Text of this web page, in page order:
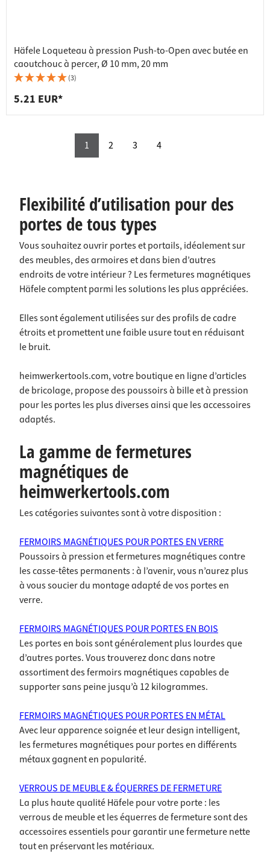
Häfele Loqueteau à pression Push-to-Open avec butée en
caoutchouc à percer, Ø 10 mm, 20 mm
(3)
5.21 EUR*
1 2 3 4
Flexibilité d’utilisation pour des
portes de tous types
Vous souhaitez ouvrir portes et portails, idéalement sur
des meubles, des armoires et dans bien d’autres
endroits de votre intérieur ? Les fermetures magnétiques
Häfele comptent parmi les solutions les plus appréciées.
Elles sont également utilisées sur des profils de cadre
étroits et promettent une faible usure tout en réduisant
le bruit.
heimwerkertools.com, votre boutique en ligne d’articles
de bricolage, propose des poussoirs à bille et à pression
pour les portes les plus diverses ainsi que les accessoires
adaptés.
La gamme de fermetures
magnétiques de
heimwerkertools.com
Les catégories suivantes sont à votre disposition :
FERMOIRS MAGNÉTIQUES POUR PORTES EN VERRE
Poussoirs à pression et fermetures magnétiques contre
les casse-têtes permanents : à l’avenir, vous n’aurez plus
à vous soucier du montage adapté de vos portes en
verre.
FERMOIRS MAGNÉTIQUES POUR PORTES EN BOIS
Les portes en bois sont généralement plus lourdes que
d’autres portes. Vous trouverez donc dans notre
assortiment des fermoirs magnétiques capables de
supporter sans peine jusqu’à 12 kilogrammes.
FERMOIRS MAGNÉTIQUES POUR PORTES EN MÉTAL
Avec leur apparence soignée et leur design intelligent,
les fermetures magnétiques pour portes en différents
métaux gagnent en popularité.
VERROUS DE MEUBLE & ÉQUERRES DE FERMETURE
La plus haute qualité Häfele pour votre porte : les
verrous de meuble et les équerres de fermeture sont des
accessoires essentiels pour garantir une fermeture nette
tout en préservant les matériaux.